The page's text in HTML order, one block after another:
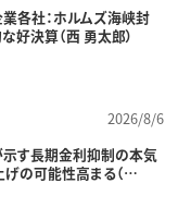
各社：ホルムズ海峡封
好決算（西 勇太郎）
2026/8/6
す長期金利抑制の本気
げの可能性高まる（…